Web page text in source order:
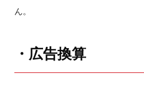
ん。
・広告換算